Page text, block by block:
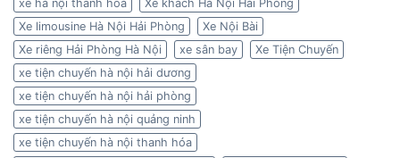
xe hà nội thanh hoá
Xe khách Hà Nội Hải Phòng
Xe limousine Hà Nội Hải Phòng
Xe Nội Bài
Xe riêng Hải Phòng Hà Nội
xe sân bay
Xe Tiện Chuyến
xe tiện chuyến hà nội hải dương
xe tiện chuyến hà nội hải phòng
xe tiện chuyến hà nội quảng ninh
xe tiện chuyến hà nội thanh hóa